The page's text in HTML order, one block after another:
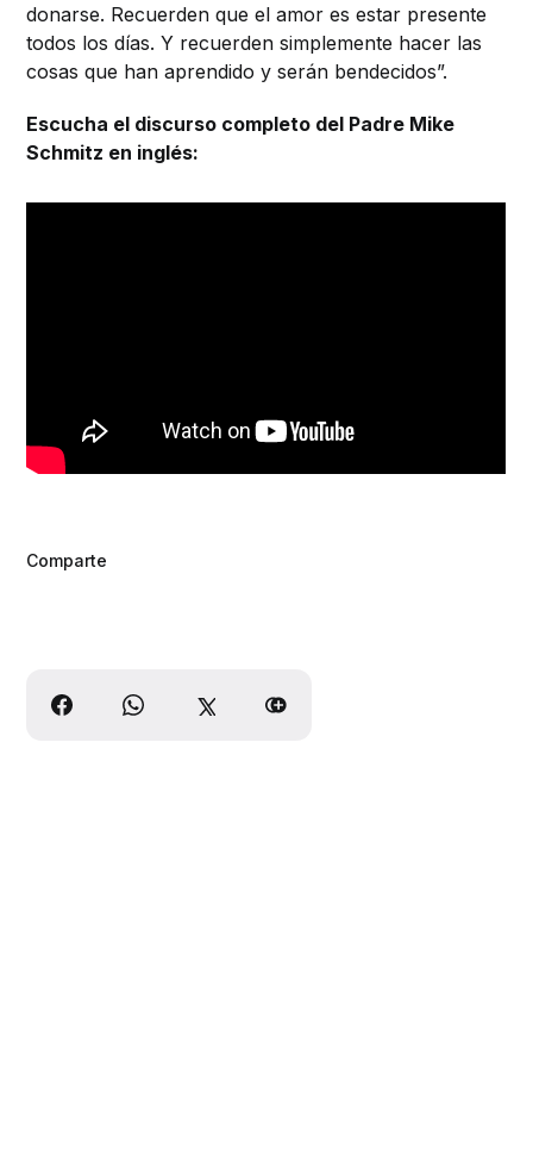
donarse. Recuerden que el amor es estar presente
todos los días. Y recuerden simplemente hacer las
cosas que han aprendido y serán bendecidos”.
Escucha el discurso completo del Padre Mike
Schmitz en inglés:
Comparte